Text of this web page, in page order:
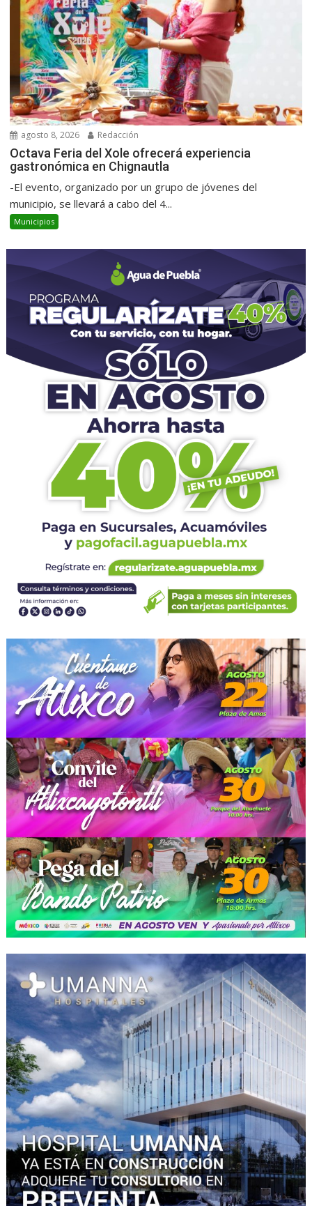
agosto 8, 2026 Redacción
Octava Feria del Xole ofrecerá experiencia
gastronómica en Chignautla
-El evento, organizado por un grupo de jóvenes del
municipio, se llevará a cabo del 4...
Municipios